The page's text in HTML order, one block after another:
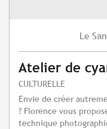
Le
Atelier de
CULTURELLE
Envie de créer
? Florence vous
technique